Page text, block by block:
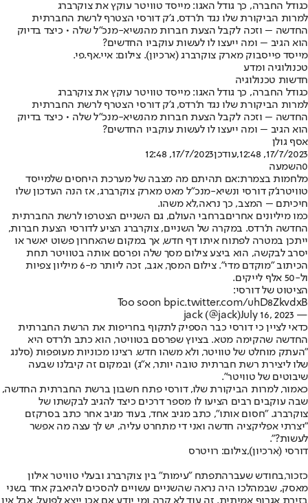
כגודל החברה, כך גודל האגו: מייסד טוויטר עוקץ את צוקרברג
למרות הביקורת שלו נגד ת'רדס, ג'ק דורסי הצטרף לרשת החברתית
החדשה – וזכה לקבל הצעת חברות מהנשיא-מנכ"ל שלה • כיצד בדיוק
הוא הגיב – ומה ייעצו לו לעשות עוקביו החדשים?
מייסד פייסבוק מארק צוקרברג (ארכיון). צילום: איי.אף.פי.
טכנולוגיה ומדע
חדשות טכנולוגיה
כגודל החברה, כך גודל האגו: מייסד טוויטר עוקץ את צוקרברג
למרות הביקורת שלו נגד ת'רדס, ג'ק דורסי הצטרף לרשת החברתית
החדשה – וזכה לקבל הצעת חברות מהנשיא-מנכ"ל שלה • כיצד בדיוק
הוא הגיב – ומה ייעצו לו לעשות עוקביו החדשים?
אסף גולן
17/7/2023, 12:48
,עודכן17/7/2023, 12:48
0השמעה
מלחמות בצמרת:אם תהיתם מה מצבה של מערכת היחסים שלמייסד
טוויטרג'ק דורסי ונשיא-מנכ"ל מאט מארק צוקרברג, אז הנה העדכון שלו
חיכיתם – המצב, כך נראה,לא משהו.
כמו מיליונים אחריםברחבי העולם, גם השניים הצטרפו לרשת החברתית
החדשה ת'רדס. במקרה של השניים, צוקרברג הציע לדורסי הצעת חברות,
ייתכן במטרה לפתוח איתו דף חדש, אך במקום שהאחרון פשוט יאשר או
יסרב לבקשה, הוא ביצע צילום מסך שלה ופרסם אותה בטוויטר תחת
הכיתוב "מוקדם מדי". צילום המסך, אגב, זכה ליותר מ-6 מיליון צפיות
ול-50 אלף לייקים.
הציטוט של דורסי:
Too soon bpic.twitter.com/uhD8ZkvdxB
— jack (@jack)
July 16, 2023
כדאי לציין כי דורסי כבר הספיק לתקוף בחריפות את הרשת החברתית
החדשה שהקימה מטא. בציוץ שפרסם בטוויטר, הוא כתב ת'רדס היא
"העתק מוחלט של טוויטר, ולא משהו חדש. רצינו מכוניות מעופפות (סלנג
שלו ליצירת רשת חברתית טובה יותר, א"ג) ובמקום זה קיבלנו שבעה
שיבוטים של טוויטר".
כאמור, למרות הביקורת שלו, דורסי פתח חשבון ברשת החברתית החדשה,
שבה עוקבים רבים הציעו לו מספר דרכים כיצד להגיב לבקשתו של
צוקרברג. "חסום אותו", כתב מגיב אחד, בעוד מגיב אחר כתב בסרקזם
"יצרתי אפליקציה חדשה ואני די מתחרט עליה, יש לך עצה מה אפשר
לעשות?".
דורסי (ארכיון),צילום: רויטרס
כזכור,בחודש שעברהתפתח "עימות" בין צוקרברג ובעלי טוויטר אילון
מאסק, שבמהלכו היה נראה שהשניים עשויים להסכים להיאבק אחד בשני